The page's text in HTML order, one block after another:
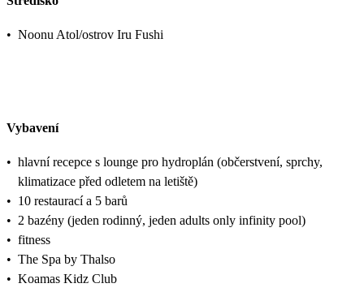
• Noonu Atol/ostrov Iru Fushi
Vybavení
• hlavní recepce s lounge pro hydroplán (občerstvení, sprchy,
klimatizace před odletem na letiště)
• 10 restaurací a 5 barů
• 2 bazény (jeden rodinný, jeden adults only infinity pool)
• fitness
• The Spa by Thalso
• Koamas Kidz Club